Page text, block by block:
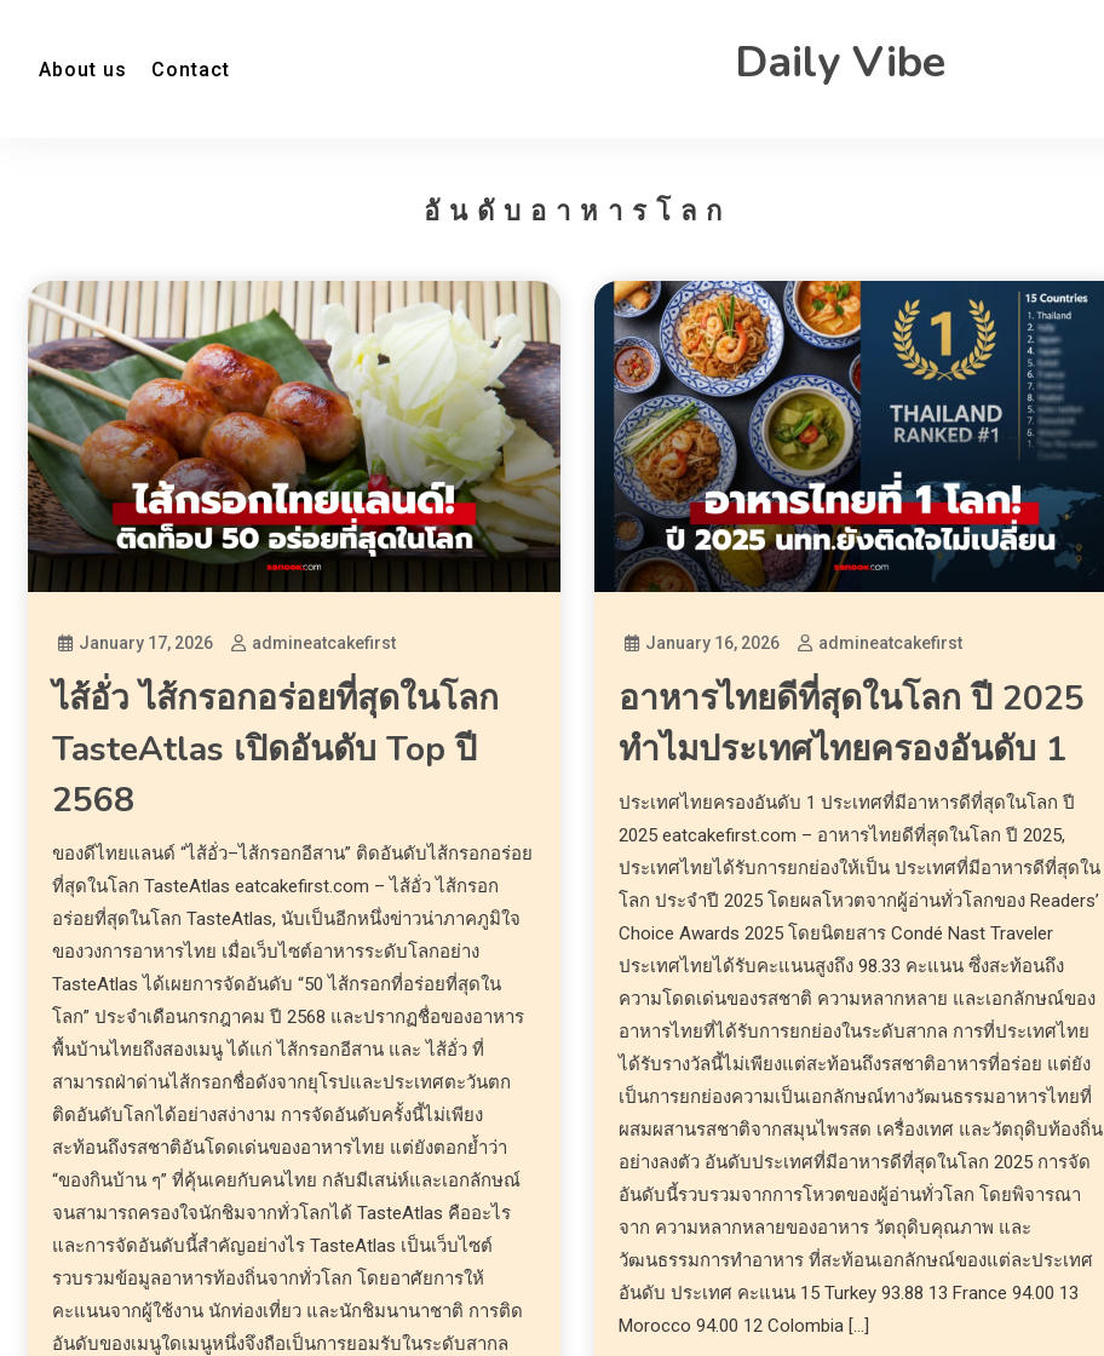
About us Contact Daily Vibe
อันดับอาหารโลก
January 17, 2026 admineatcakefirst
ไส้อั่ว ไส้กรอกอร่อยที่สุดในโลก
TasteAtlas เปิดอันดับ Top ปี
2568
ของดีไทยแลนด์ “ไส้อั่ว–ไส้กรอกอีสาน” ติดอันดับไส้กรอกอร่อย
ที่สุดในโลก TasteAtlas eatcakefirst.com – ไส้อั่ว ไส้กรอก
อร่อยที่สุดในโลก TasteAtlas, นับเป็นอีกหนึ่งข่าวน่าภาคภูมิใจ
ของวงการอาหารไทย เมื่อเว็บไซต์อาหารระดับโลกอย่าง
TasteAtlas ได้เผยการจัดอันดับ “50 ไส้กรอกที่อร่อยที่สุดใน
โลก” ประจำเดือนกรกฎาคม ปี 2568 และปรากฏชื่อของอาหาร
พื้นบ้านไทยถึงสองเมนู ได้แก่ ไส้กรอกอีสาน และ ไส้อั่ว ที่
สามารถฝ่าด่านไส้กรอกชื่อดังจากยุโรปและประเทศตะวันตก
ติดอันดับโลกได้อย่างสง่างาม การจัดอันดับครั้งนี้ไม่เพียง
สะท้อนถึงรสชาติอันโดดเด่นของอาหารไทย แต่ยังตอกย้ำว่า
“ของกินบ้าน ๆ” ที่คุ้นเคยกับคนไทย กลับมีเสน่ห์และเอกลักษณ์
จนสามารถครองใจนักชิมจากทั่วโลกได้ TasteAtlas คืออะไร
และการจัดอันดับนี้สำคัญอย่างไร TasteAtlas เป็นเว็บไซต์
รวบรวมข้อมูลอาหารท้องถิ่นจากทั่วโลก โดยอาศัยการให้
คะแนนจากผู้ใช้งาน นักท่องเที่ยว และนักชิมนานาชาติ การติด
อันดับของเมนูใดเมนูหนึ่งจึงถือเป็นการยอมรับในระดับสากล
January 16, 2026 admineatcakefirst
อาหารไทยดีที่สุดในโลก ปี 2025
ทำไมประเทศไทยครองอันดับ 1
ประเทศไทยครองอันดับ 1 ประเทศที่มีอาหารดีที่สุดในโลก ปี
2025 eatcakefirst.com – อาหารไทยดีที่สุดในโลก ปี 2025,
ประเทศไทยได้รับการยกย่องให้เป็น ประเทศที่มีอาหารดีที่สุดใน
โลก ประจำปี 2025 โดยผลโหวตจากผู้อ่านทั่วโลกของ Readers’
Choice Awards 2025 โดยนิตยสาร Condé Nast Traveler
ประเทศไทยได้รับคะแนนสูงถึง 98.33 คะแนน ซึ่งสะท้อนถึง
ความโดดเด่นของรสชาติ ความหลากหลาย และเอกลักษณ์ของ
อาหารไทยที่ได้รับการยกย่องในระดับสากล การที่ประเทศไทย
ได้รับรางวัลนี้ไม่เพียงแต่สะท้อนถึงรสชาติอาหารที่อร่อย แต่ยัง
เป็นการยกย่องความเป็นเอกลักษณ์ทางวัฒนธรรมอาหารไทยที่
ผสมผสานรสชาติจากสมุนไพรสด เครื่องเทศ และวัตถุดิบท้องถิ่น
อย่างลงตัว อันดับประเทศที่มีอาหารดีที่สุดในโลก 2025 การจัด
อันดับนี้รวบรวมจากการโหวตของผู้อ่านทั่วโลก โดยพิจารณา
จาก ความหลากหลายของอาหาร วัตถุดิบคุณภาพ และ
วัฒนธรรมการทำอาหาร ที่สะท้อนเอกลักษณ์ของแต่ละประเทศ
อันดับ ประเทศ คะแนน 15 Turkey 93.88 13 France 94.00 13
Morocco 94.00 12 Colombia […]